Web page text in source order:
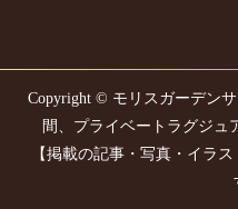
Copyright © モリスガーデン
間、プライベートラグジュ
【掲載の記事・写真・イラ